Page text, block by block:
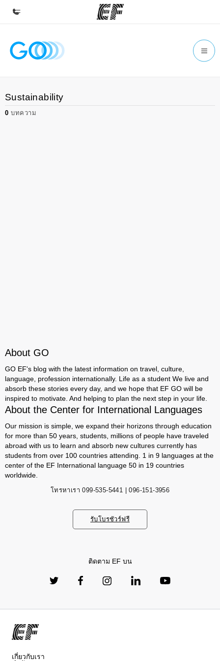
หน้าหลัก
ดูโปรแกรมทั้งหมด
สำนักงาน
Sustainability
0 บทความ
About GO
GO EF's blog with the latest information on travel, culture,
language, profession internationally. Life as a student We live and
absorb these stories every day, and we hope that EF GO will be
inspired to motivate. And helping to plan the next step in your life.
About the Center for International Languages
Our mission is simple, we expand their horizons through education
for more than 50 years, students, millions of people have traveled
abroad with us to learn and absorb new cultures currently has
students from over 100 countries attending. 1 in 9 languages ​​at the
center of the EF International language 50 in 19 countries
worldwide.
โทรหาเรา 099-535-5441 | 096-151-3956
รับโบรชัวร์ฟรี
ติดตาม EF บน
เกี่ยวกับเรา